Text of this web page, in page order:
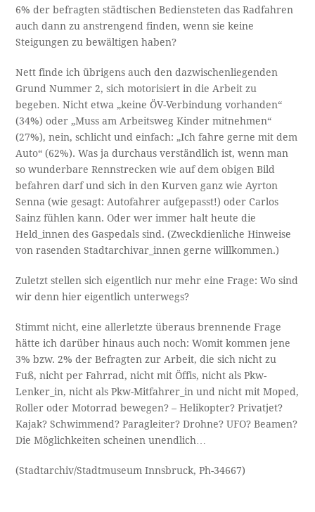
6% der befragten städtischen Bediensteten das Radfahren
auch dann zu anstrengend finden, wenn sie keine
Steigungen zu bewältigen haben?
Nett finde ich übrigens auch den dazwischenliegenden
Grund Nummer 2, sich motorisiert in die Arbeit zu
begeben. Nicht etwa „keine ÖV-Verbindung vorhanden“
(34%) oder „Muss am Arbeitsweg Kinder mitnehmen“
(27%), nein, schlicht und einfach: „Ich fahre gerne mit dem
Auto“ (62%). Was ja durchaus verständlich ist, wenn man
so wunderbare Rennstrecken wie auf dem obigen Bild
befahren darf und sich in den Kurven ganz wie Ayrton
Senna (wie gesagt: Autofahrer aufgepasst!) oder Carlos
Sainz fühlen kann. Oder wer immer halt heute die
Held_innen des Gaspedals sind. (Zweckdienliche Hinweise
von rasenden Stadtarchivar_innen gerne willkommen.)
Zuletzt stellen sich eigentlich nur mehr eine Frage: Wo sind
wir denn hier eigentlich unterwegs?
Stimmt nicht, eine allerletzte überaus brennende Frage
hätte ich darüber hinaus auch noch: Womit kommen jene
3% bzw. 2% der Befragten zur Arbeit, die sich nicht zu
Fuß, nicht per Fahrrad, nicht mit Öffis, nicht als Pkw-
Lenker_in, nicht als Pkw-Mitfahrer_in und nicht mit Moped,
Roller oder Motorrad bewegen? – Helikopter? Privatjet?
Kajak? Schwimmend? Paragleiter? Drohne? UFO? Beamen?
Die Möglichkeiten scheinen unendlich…
(Stadtarchiv/Stadtmuseum Innsbruck, Ph-34667)